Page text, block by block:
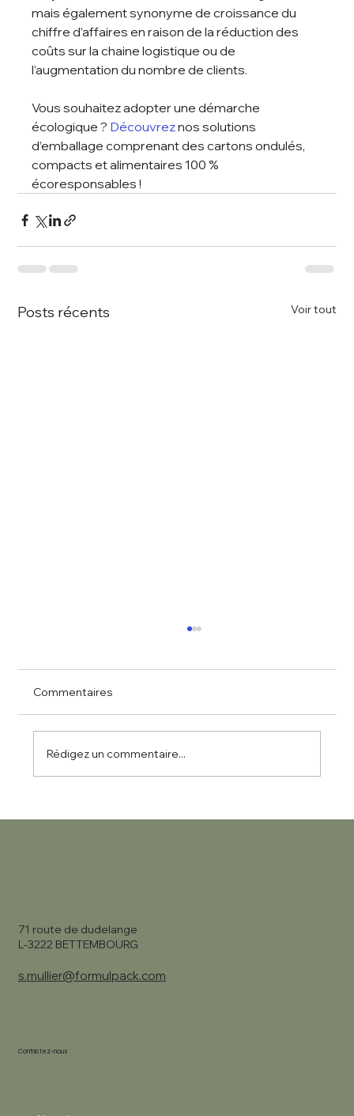
mais également synonyme de croissance du
chiffre d’affaires en raison de la réduction des
coûts sur la chaine logistique ou de
l’augmentation du nombre de clients.
Vous souhaitez adopter une démarche
écologique ? Découvrez nos solutions
d’emballage comprenant des cartons ondulés,
compacts et alimentaires 100 %
écoresponsables !
Posts récents Voir tout
Commentaires
Rédigez un commentaire...
71 route de dudelange
L-3222 BETTEMBOURG
s.mullier@formulpack.com
Contactez-nous